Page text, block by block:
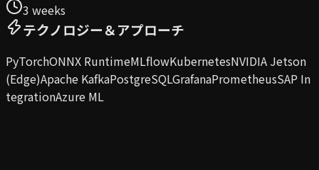
3 weeks
テクノロジー＆アプローチ
PyTorchONNX RuntimeMLflowKubernetesNVIDIA Jetson
(Edge)Apache KafkaPostgreSQLGrafanaPrometheusSAP In
tegrationAzure ML